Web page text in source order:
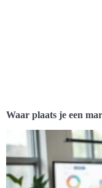
Waar plaats je een